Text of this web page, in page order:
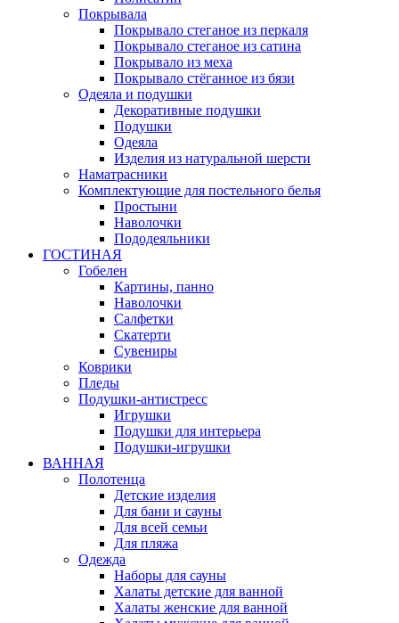
Покрывала
Покрывало стеганое из перкаля
Покрывало стеганое из сатина
Покрывало из меха
Покрывало стёганное из бязи
Одеяла и подушки
Декоративные подушки
Подушки
Одеяла
Изделия из натуральной шерсти
Наматраcники
Комплектующие для постельного белья
Простыни
Наволочки
Пододеяльники
ГОСТИНАЯ
Гобелен
Картины, панно
Наволочки
Салфетки
Скатерти
Сувениры
Коврики
Пледы
Подушки-антистресс
Игрушки
Подушки для интерьера
Подушки-игрушки
ВАННАЯ
Полотенца
Детские изделия
Для бани и сауны
Для всей семьи
Для пляжа
Одежда
Наборы для сауны
Халаты детские для ванной
Халаты женские для ванной